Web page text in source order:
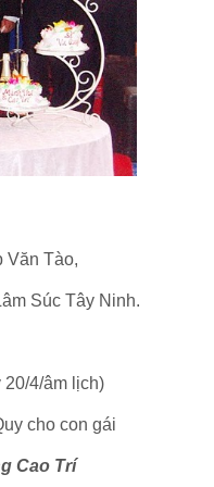
Văn Tào,
Súc Tây Ninh.
20/4/âm lịch)
cho con gái
Cao Trí